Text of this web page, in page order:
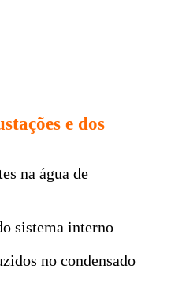
e dos
na água de
sistema interno
no condensado